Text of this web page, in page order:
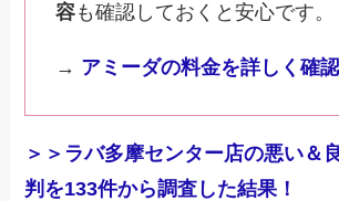
容も確認しておくと安心です。
→ アミーダの料金を詳しく確
＞＞ラバ多摩センター店の悪い＆
判を133件から調査した結果！